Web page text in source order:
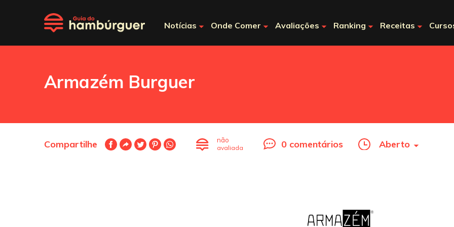
Notícias Onde Comer Avaliações Ranking Receitas
Armazém Burguer
Compartilhe não
avaliada 0 comentários Aberto